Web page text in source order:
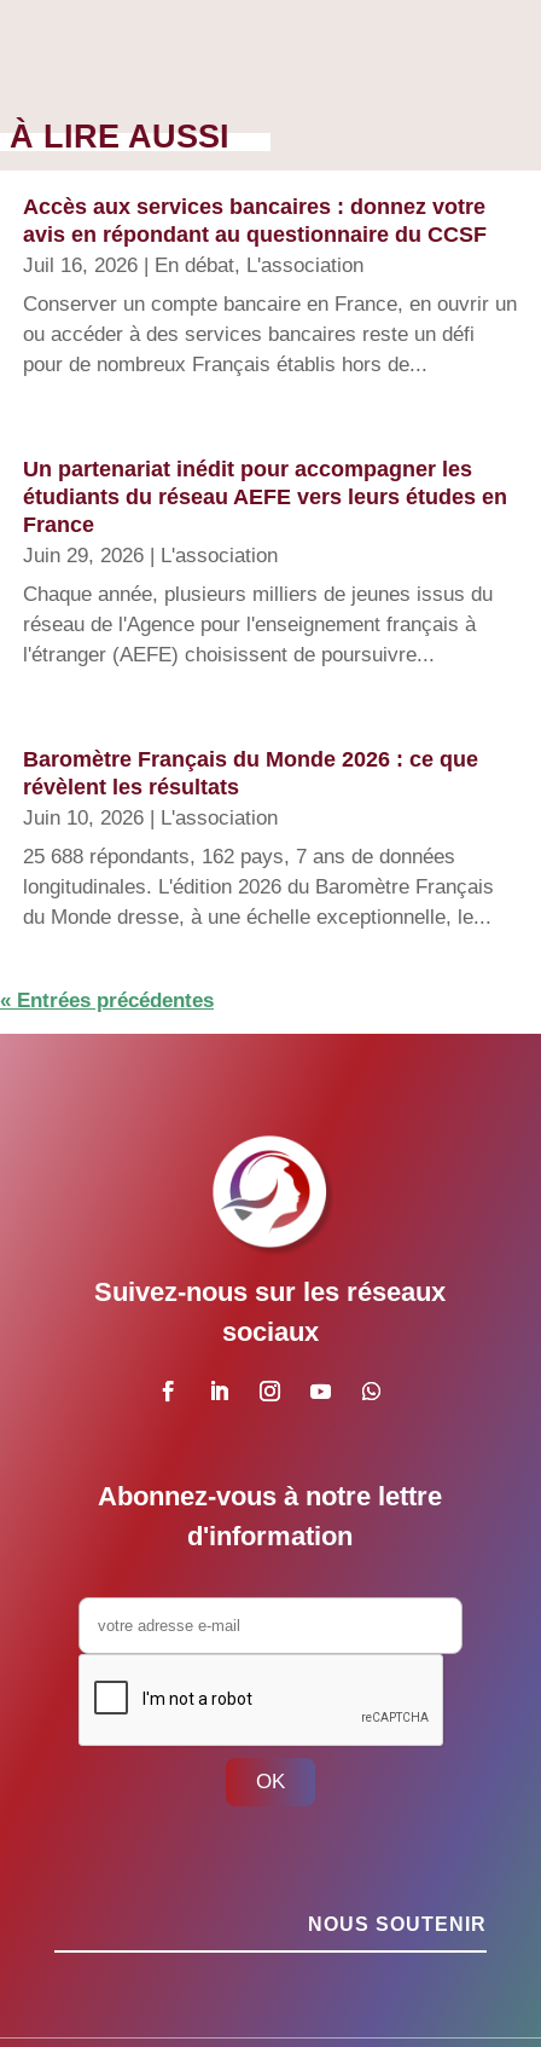
À LIRE AUSSI
Accès aux services bancaires : donnez votre
avis en répondant au questionnaire du CCSF
Juil 16, 2026 En débat, L'association
Conserver un compte bancaire en France, en ouvrir un
ou accéder à des services bancaires reste un défi
pour de nombreux Français établis hors de...
Un partenariat inédit pour accompagner les
étudiants du réseau AEFE vers leurs études en
France
Juin 29, 2026
L'association
Chaque année, plusieurs milliers de jeunes issus du
réseau de l'Agence pour l'enseignement français à
l'étranger (AEFE) choisissent de poursuivre...
Baromètre Français du Monde 2026 : ce que
révèlent les résultats
Juin 10, 2026
L'association
25 688 répondants, 162 pays, 7 ans de données
longitudinales. L'édition 2026 du Baromètre Français
du Monde dresse, à une échelle exceptionnelle, le...
« Entrées précédentes
Suivez-nous sur les réseaux
sociaux
Abonnez-vous à notre lettre
d'information
OK
NOUS SOUTENIR